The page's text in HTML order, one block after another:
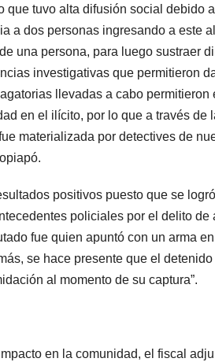
tuvo alta difusión social debido
a dos personas ingresando a este
una persona, para luego sustraer
investigativas que permitieron
llevadas a cabo permitieron
en el ilícito, por lo que a través de
materializada por detectives de
positivos puesto que se
policiales por el delito
fue quien apuntó con un arma
se hace presente que el
al momento de su captura”.
en la comunidad, el fiscal